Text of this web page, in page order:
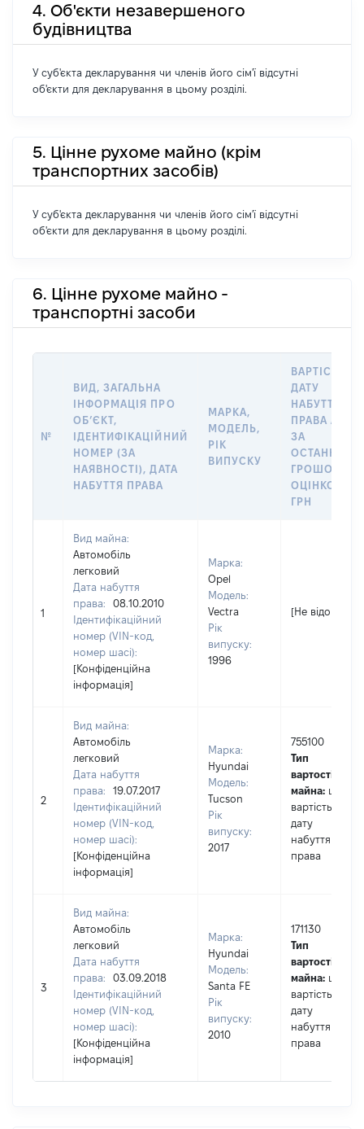
4. Об'єкти незавершеного
будівництва
У суб'єкта декларування чи членів його сім'ї відсутні
об'єкти для декларування в цьому розділі.
5. Цінне рухоме майно (крім
транспортних засобів)
У суб'єкта декларування чи членів його сім'ї відсутні
об'єкти для декларування в цьому розділі.
6. Цінне рухоме майно -
транспортні засоби
№
ВИД, ЗАГАЛЬНА
ІНФОРМАЦІЯ ПРО
ОБʼЄКТ,
ІДЕНТИФІКАЦІЙНИЙ
НОМЕР (ЗА
НАЯВНОСТІ), ДАТА
НАБУТТЯ ПРАВА
МАРКА,
МОДЕЛЬ,
РІК
ВИПУСКУ
ВАРТІСТЬ НА
ДАТУ
НАБУТТЯ
ПРАВА АБО
ЗА
ГРОШОВОЮ
ОЦІНКОЮ,
ГРН
1
Вид майна:
Автомобіль
легковий
Дата набуття
права:
08.10.2010
Ідентифікаційний
номер (VIN-код,
номер шасі):
[Конфіденційна
інформація]
Марка:
Opel
Модель:
Vectra
Рік
випуску:
1996
[Не відомо]
2
Вид майна:
Автомобіль
легковий
Дата набуття
права:
19.07.2017
Ідентифікаційний
номер (VIN-код,
номер шасі):
[Конфіденційна
інформація]
Марка:
Hyundai
Модель:
Tucson
Рік
випуску:
2017
755100
Тип
вартості
майна: це
вартість на
дату
набуття
права
3
Вид майна:
Автомобіль
легковий
Дата набуття
права:
03.09.2018
Ідентифікаційний
номер (VIN-код,
номер шасі):
[Конфіденційна
інформація]
Марка:
Hyundai
Модель:
Santa FE
Рік
випуску:
2010
171130
Тип
вартості
майна: це
вартість на
дату
набуття
права